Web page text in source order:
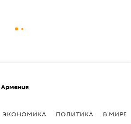
Армения
ЭКОНОМИКА ПОЛИТИКА В МИРЕ